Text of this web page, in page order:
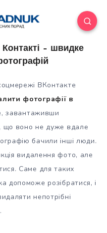
– швидке
ВКонтакте
фотографії в
завантаживши
що воно не дуже вдале
бачили інші люди.
видалення фото, але
Саме для таких
допоможе розібратися, і
непотрібні